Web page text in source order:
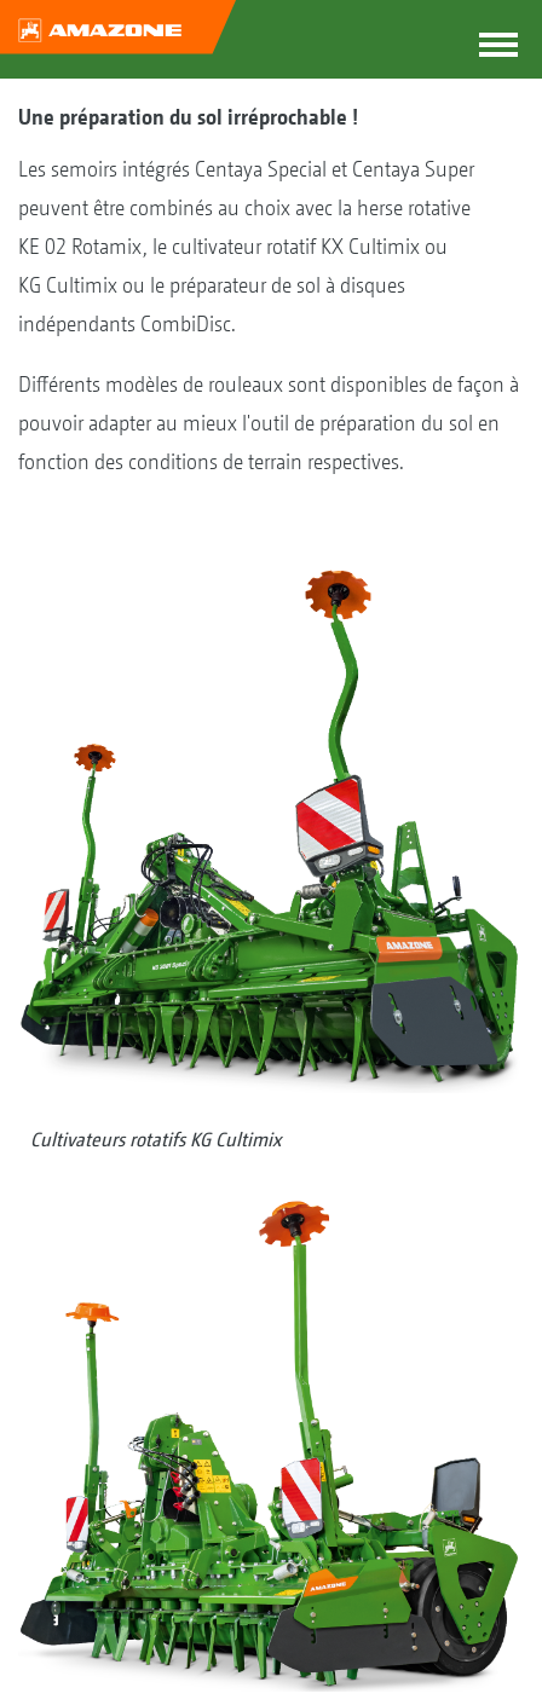
Une préparation du sol irréprochable !
Les semoirs intégrés Centaya Special et Centaya Super
peuvent être combinés au choix avec la herse rotative
KE 02 Rotamix, le cultivateur rotatif KX Cultimix ou
KG Cultimix ou le préparateur de sol à disques
indépendants CombiDisc.
Différents modèles de rouleaux sont disponibles de façon à
pouvoir adapter au mieux l'outil de préparation du sol en
fonction des conditions de terrain respectives.
Cultivateurs rotatifs KG Cultimix